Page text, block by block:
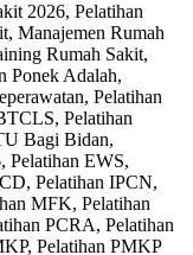
2026, Pelatihan
Manajemen Rumah
Rumah Sakit,
Ponek Adalah,
Pelatihan
Pelatihan
Bagi Bidan,
Pelatihan EWS,
Pelatihan IPCN,
MFK, Pelatihan
PCRA, Pelatihan
Pelatihan PMKP